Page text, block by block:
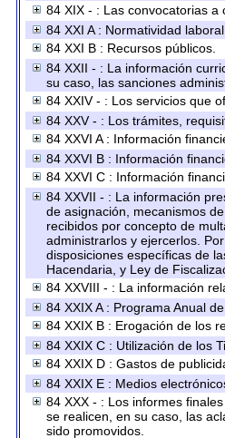
84 XIX - : Las convocatorias
84 XXI A : Normatividad laboral.
84 XXI B : Recursos públicos.
84 XXII - : La información
su caso, las sanciones
84 XXIV - : Los servicios que
84 XXV - : Los trámites,
84 XXVI A : Información
84 XXVI B : Información
84 XXVI C : Información
84 XXVII - : La información
de asignación, mecanismos
recibidos por concepto de
administrarlos y ejercerlos.
disposiciones específicas de
Hacendaria, y Ley de
84 XXVIII - : La información
84 XXIX A : Programa Anual
84 XXIX B : Erogación de los
84 XXIX C : Utilización de los
84 XXIX D : Gastos de
84 XXIX E : Medios
84 XXX - : Los informes
se realicen, en su caso, las
sido promovidos.